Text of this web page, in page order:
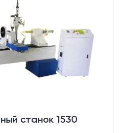
станок 1530